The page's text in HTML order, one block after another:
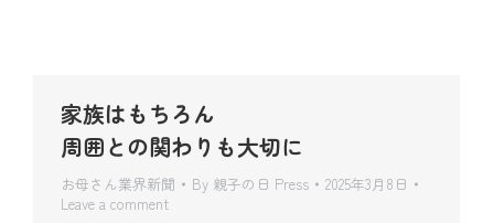
家族はもちろん
周囲との関わりも大切に
お母さん業界新聞 By 親子の日 Press
2025年3月8日
Leave a comment